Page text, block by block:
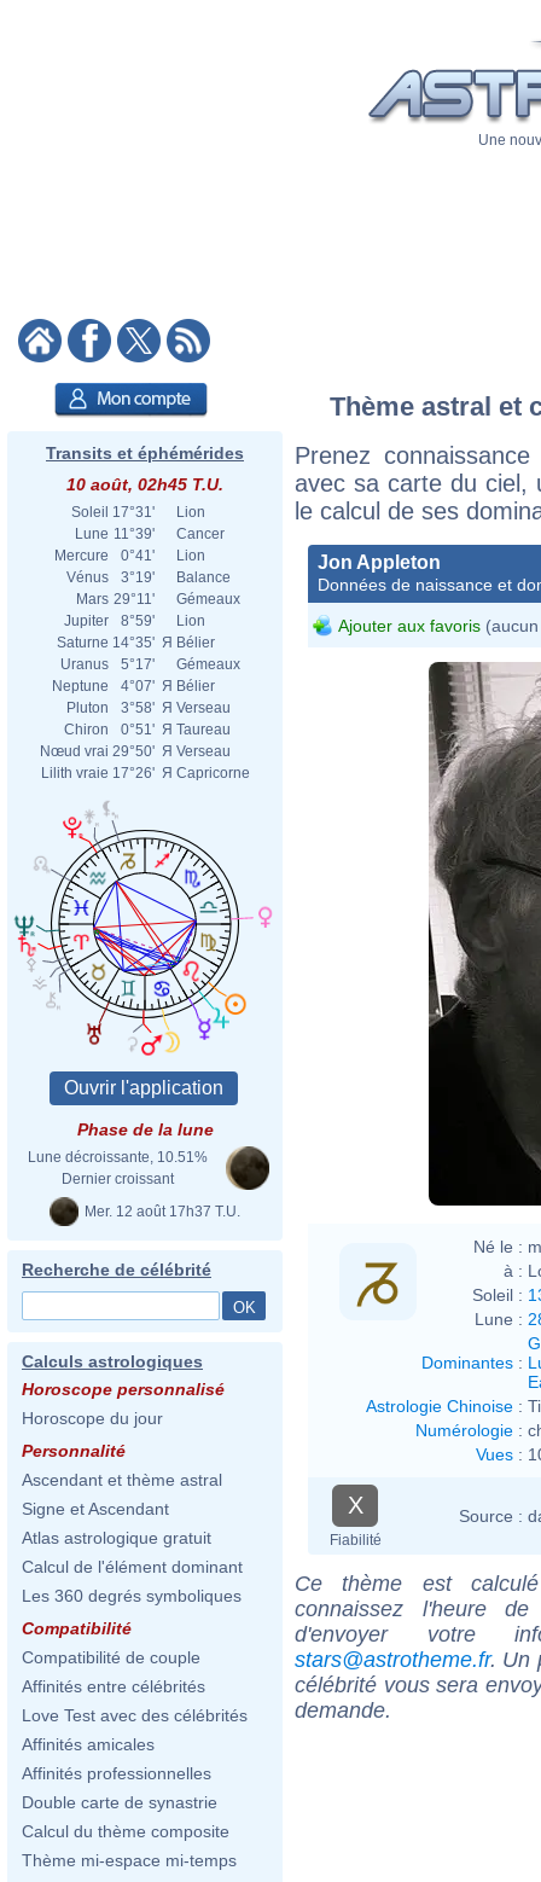
Une
Transits et éphémérides
10 août, 02h45 T.U.
Soleil 17°31'
Lion
Lune 11°39'
Cancer
Mercure
0°41'
Lion
Vénus
3°19'
Balance
Mars 29°11'
Gémeaux
Jupiter
8°59'
Lion
Saturne 14°35' Я Bélier
Uranus
5°17'
Gémeaux
Neptune
4°07' Я Bélier
Pluton
3°58' Я Verseau
Chiron
0°51' Я Taureau
Nœud vrai 29°50' Я Verseau
Lilith vraie 17°26' Я Capricorne
Phase de la lune
Lune décroissante, 10.51%
Dernier croissant
Mer. 12 août 17h37 T.U.
Recherche de célébrité
Calculs astrologiques
Horoscope personnalisé
Horoscope du jour
Personnalité
Ascendant et thème astral
Signe et Ascendant
Atlas astrologique gratuit
Calcul de l'élément dominant
Les 360 degrés symboliques
Compatibilité
Compatibilité de couple
Affinités entre célébrités
Love Test avec des célébrités
Affinités amicales
Affinités professionnelles
Double carte de synastrie
Calcul du thème composite
Thème mi-espace mi-temps
Thème astral et
Prenez
avec sa carte du ciel,
le calcul de ses
Jon Appleton
Données de naissance et
Ajouter aux favoris
Né le :
à :
Soleil :
Lune :
Dominantes :
Astrologie Chinoise :
Numérologie :
Vues :
X
Fiabilité
Source :
Ce thème est
connaissez l'heure
d'envoyer votre
stars@astrotheme.fr. Un
célébrité vous sera
demande.